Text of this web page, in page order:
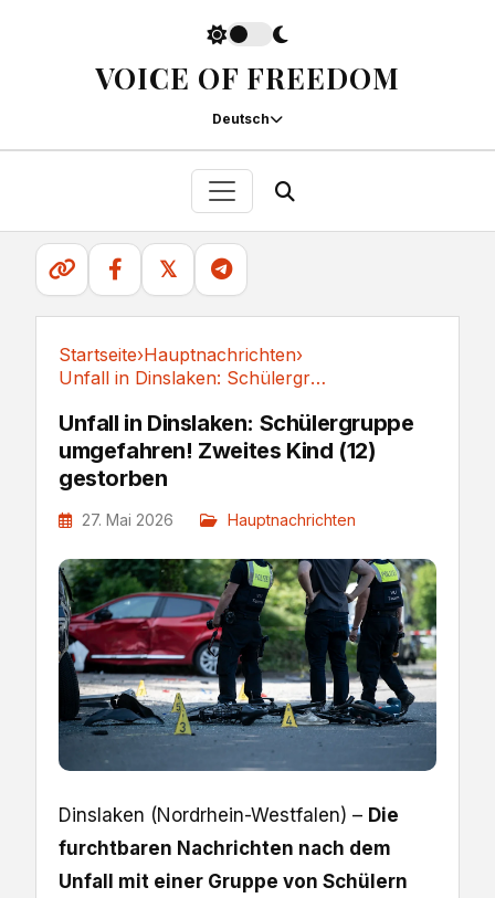
VOICE OF FREEDOM
Deutsch
𝕏
Startseite›Hauptnachrichten›
Unfall in Dinslaken: Schülergruppe umgefahren!...
Unfall in Dinslaken: Schülergruppe
umgefahren! Zweites Kind (12)
gestorben
27. Mai 2026 Hauptnachrichten
Dinslaken (Nordrhein-Westfalen) – Die
furchtbaren Nachrichten nach dem
Unfall mit einer Gruppe von Schülern